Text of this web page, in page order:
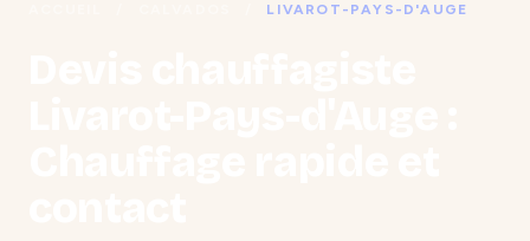
LIVAROT-PAYS-D'AUGE